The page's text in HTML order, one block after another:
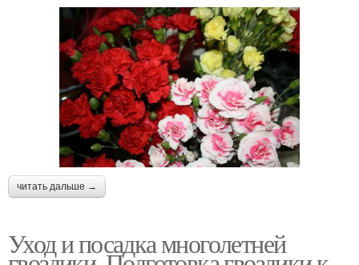
читать дальше →
Уход и посадка многолетней